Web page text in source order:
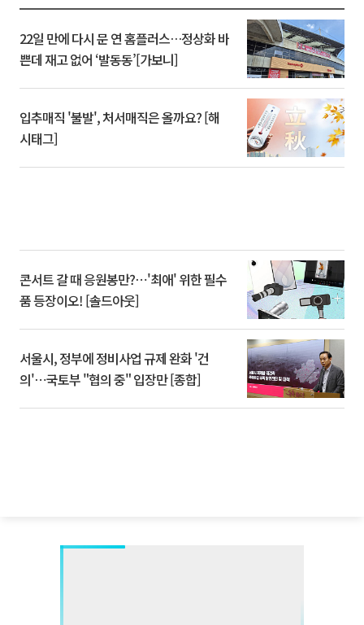
22일 만에 다시 문 연 홈플러스…정상화 바
쁜데 재고 없어 ‘발동동’[가보니]
입추매직 '불발', 처서매직은 올까요? [해
시태그]
콘서트 갈 때 응원봉만?⋯'최애' 위한 필수
품 등장이오! [솔드아웃]
서울시, 정부에 정비사업 규제 완화 '건
의'⋯국토부 "협의 중" 입장만 [종합]